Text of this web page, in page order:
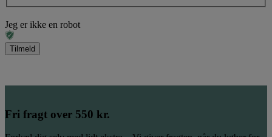
Jeg er ikke en robot
Fri fragt over 550 kr.